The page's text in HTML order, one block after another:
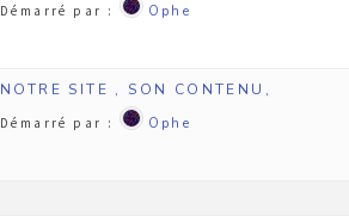
Démarré par : Ophe
NOTRE SITE , SON CONTENU,
Démarré par : Ophe